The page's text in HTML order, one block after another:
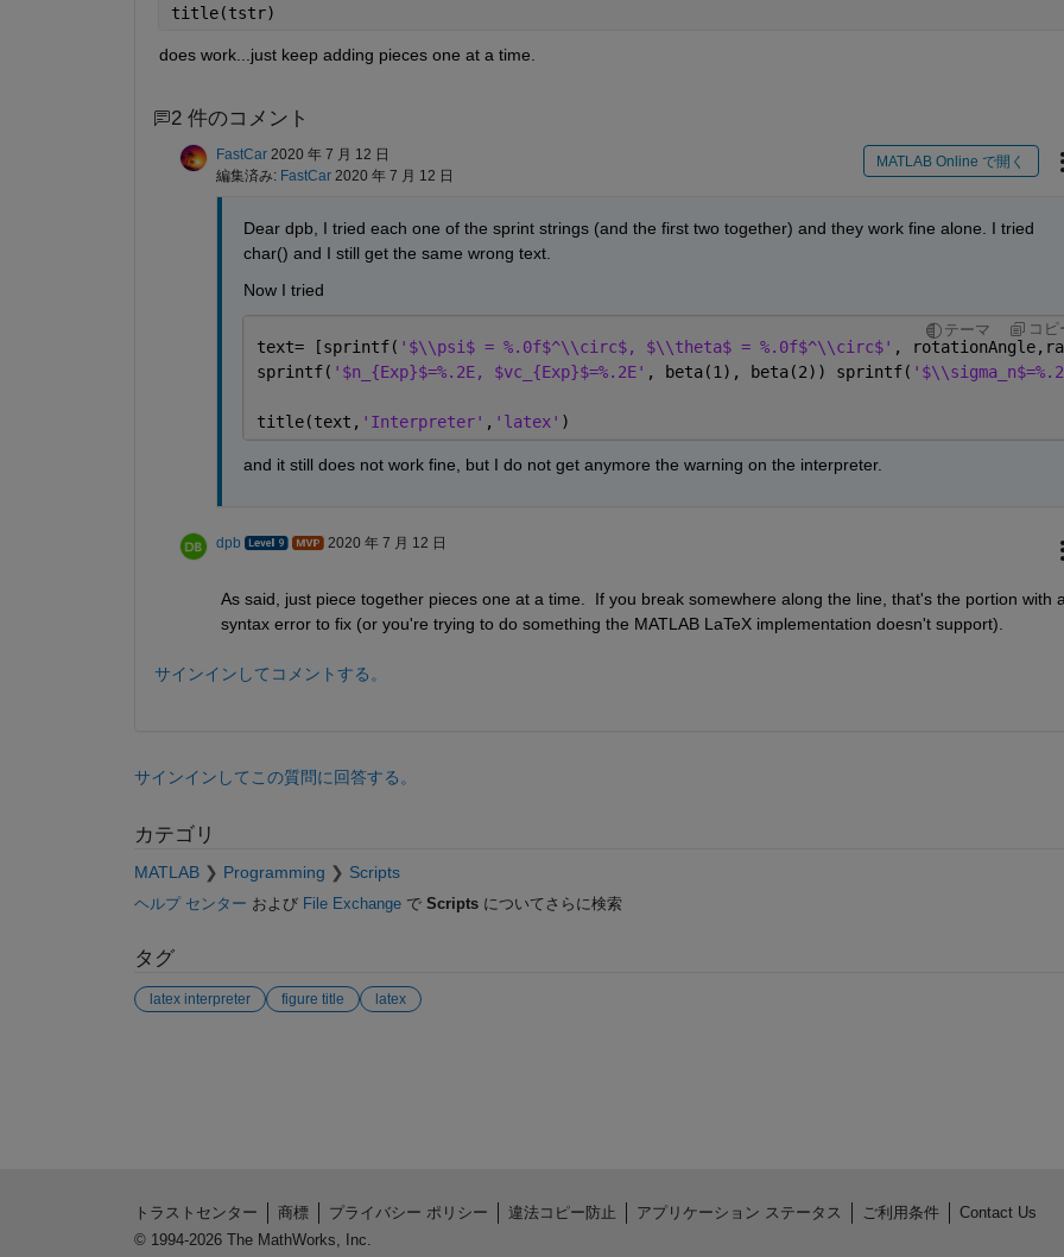
title(tstr)
does work...just keep adding pieces one at a time.
2 件のコメント
FastCar 2020 年 7 月 12 日
編集済み: FastCar 2020 年 7 月 12 日
MATLAB Online で開く
Dear dpb, I tried each one of the sprint strings (and the first two together) and they work fine alone. I tried
char() and I still get the same wrong text.
Now I tried
テーマ コピ
text= [sprintf( '$\\psi$ = %.0f$^\\circ$, $\\theta$ = %.0f$^\\circ$' ,
sprintf( '$n_{Exp}$=%.2E, $vc_{Exp}$=%.2E' , beta(1), beta(2)) sprintf(
title(text, 'Interpreter' , 'latex' )
and it still does not work fine, but I do not get anymore the warning on the interpreter.
dpb 2020 年 7 月 12 日
As said, just piece together pieces one at a time.  If you break somewhere along the line, that's the portion with
syntax error to fix (or you're trying to do something the MATLAB LaTeX implementation doesn't support).
サインインしてコメントする。
サインインしてこの質問に回答する。
カテゴリ
MATLAB Programming Scripts
ヘルプ センター および File Exchangeで Scriptsについてさらに検索
タグ
latex interpreter figure title latex
トラストセンター 商標 プライバシー ポリシー 違法コピー防止 アプリケーション ステータス ご利用条件
Contact Us
© 1994-2026 The MathWorks, Inc.